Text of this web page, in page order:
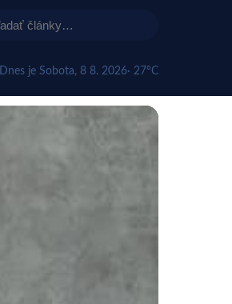
Dnes je Sobota, 8 8. 2026· 27°C